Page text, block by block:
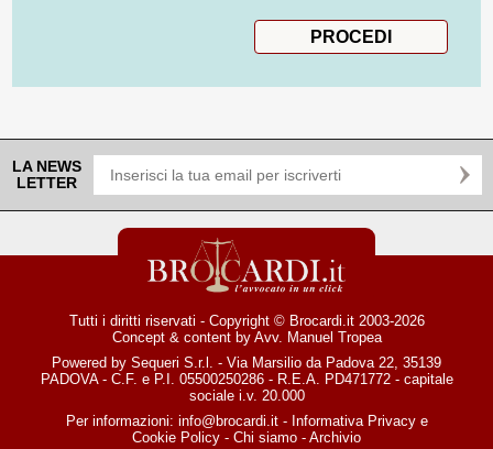
LA NEWS
LETTER
Tutti i diritti riservati - Copyright © Brocardi.it 2003-2026
Concept & content by Avv. Manuel Tropea
Powered by Sequeri S.r.l. - Via Marsilio da Padova 22, 35139
PADOVA - C.F. e P.I. 05500250286 - R.E.A. PD471772 - capitale
sociale i.v. 20.000
Per informazioni: info@brocardi.it- Informativa Privacye
Cookie Policy - Chi siamo - Archivio